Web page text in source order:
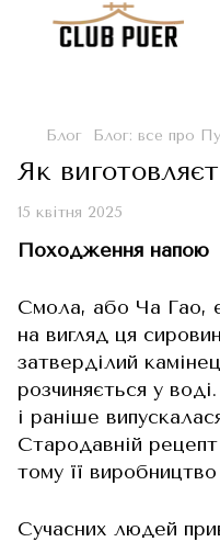
Блог Блог: все про
Як
15 квітня 2025
Походження напою
Смола, або Ча Гао,
на вигляд ця
затверділий
розчиняється у
і раніше
Стародавній
тому її
Сучасних людей